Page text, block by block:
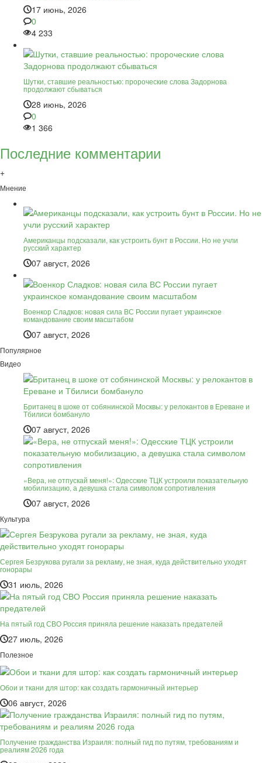
17 июнь, 2026
0
4 233
Шутки, ставшие реальностью: пророческие слова Задорнова
продолжают сбываться
28 июнь, 2026
0
1 366
Последние комментарии
+
Мнение
Американцы подсказали, как устроить бунт в России. Но не учли
русский характер
07 август, 2026
Военкор Сладков: новая сила ВС России пугает украинское
командование своим масштабом
07 август, 2026
Популярное
Видео
Британец в шоке от собянинской Москвы: у релокантов в Ереване и
Тбилиси бомбануло
07 август, 2026
«Вера, не отпускай меня!»: Одесские ТЦК устроили показательную
мобилизацию, а девушка стала символом сопротивления
07 август, 2026
Культура
Сергея Безрукова ругали за рекламу, не зная, куда действительно уходят
гонорары
31 июль, 2026
На пятый год СВО Россия приняла решение наказать предателей
27 июль, 2026
Полезное
Обои и ткани для штор: как создать гармоничный интерьер
06 август, 2026
Получение гражданства Израиля: полный гид по путям, требованиям и
реалиям 2026 года